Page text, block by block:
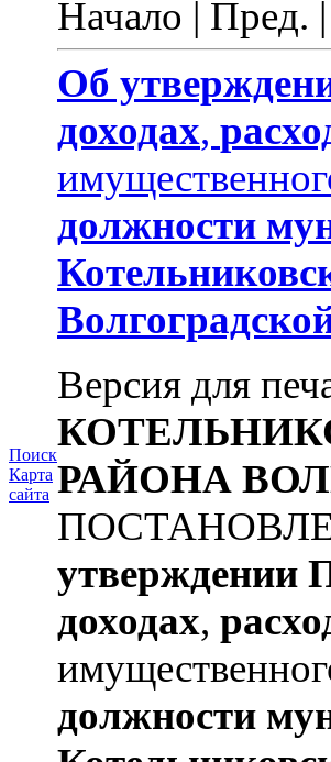
Поиск
Карта
сайта
Начало | Пред. |
Об
доходах,
должности
Версия для
РАЙОНА
утверждении
доходах,
должности